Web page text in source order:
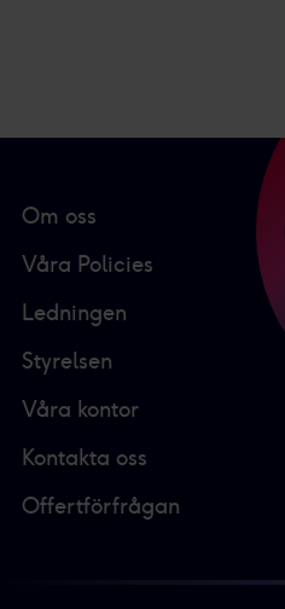
Om oss
Våra Policies
Ledningen
Styrelsen
Våra kontor
Kontakta oss
Offertförfrågan